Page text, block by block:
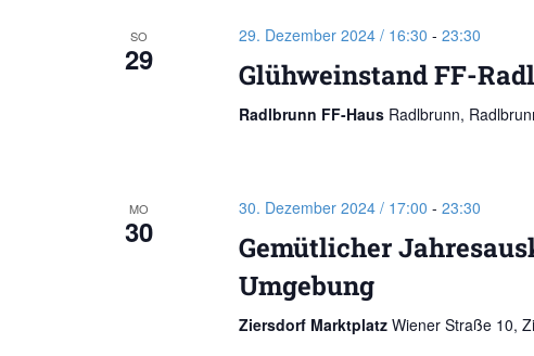
SO
29
29. Dezember 2024 / 16:30 - 23:30
Glühweinstand FF-
Radlbrunn FF-Haus Radlbrunn,
MO
30
30. Dezember 2024 / 17:00 - 23:30
Gemütlicher
Umgebung
Ziersdorf Marktplatz Wiener Straße 10,